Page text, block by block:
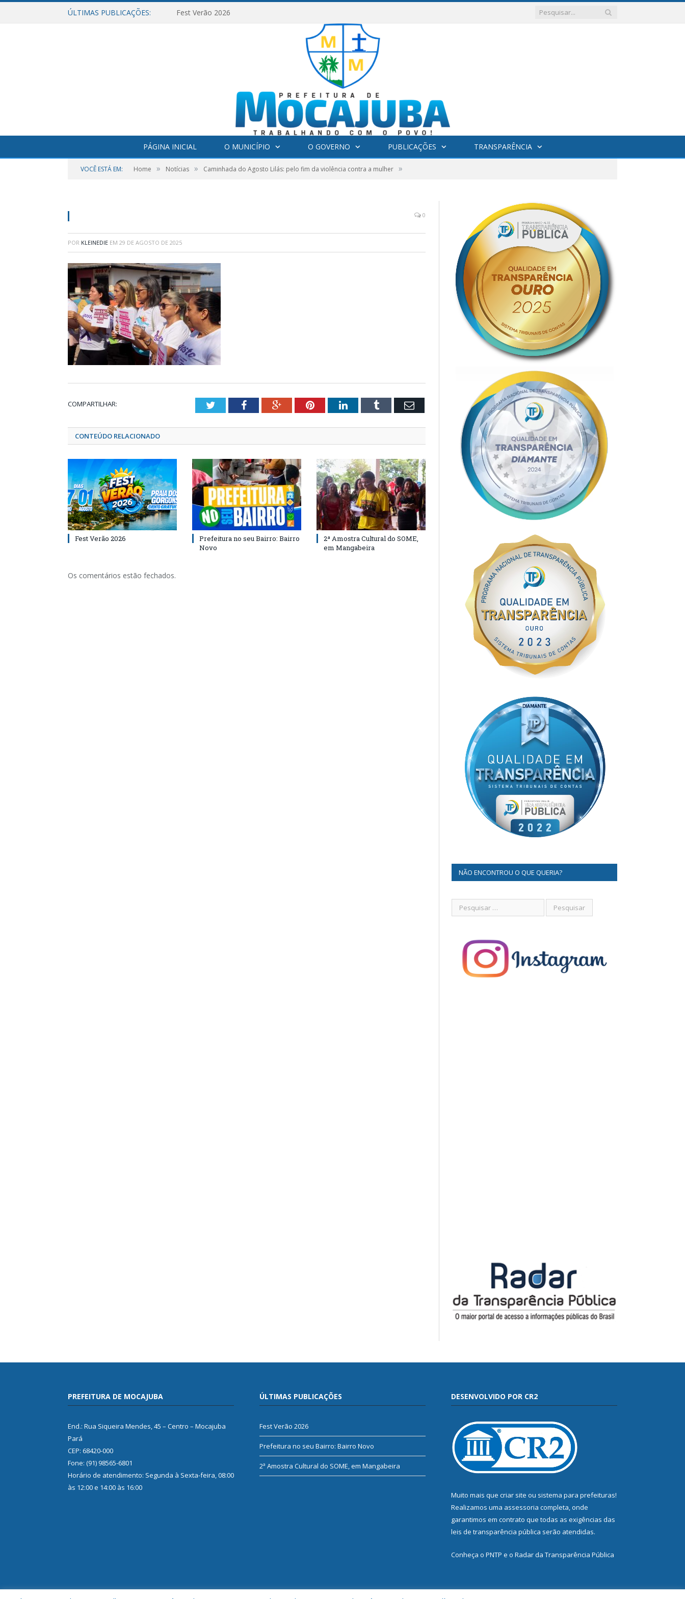
ÚLTIMAS PUBLICAÇÕES: Fest Verão 2026
PÁGINA INICIAL O MUNICÍPIO O GOVERNO PUBLICAÇÕES TRANSPARÊNCIA
VOCÊ ESTÁ EM: Home » Notícias » Caminhada do Agosto Lilás: pelo fim da violência contra a mulher »
0
POR KLEINEDIE EM 29 DE AGOSTO DE 2025
COMPARTILHAR: TwitterFacebookGoogle+PinterestLinkedInTumblr Email
CONTEÚDO RELACIONADO
Fest Verão 2026
Prefeitura no seu Bairro: Bairro
Novo
2ª Amostra Cultural do SOME,
em Mangabeira
Os comentários estão fechados.
NÃO ENCONTROU O QUE QUERIA?
PREFEITURA DE MOCAJUBA
End.: Rua Siqueira Mendes, 45 – Centro – Mocajuba
Pará
CEP: 68420-000
Fone: (91) 98565-6801
Horário de atendimento: Segunda à Sexta-feira, 08:00
às 12:00 e 14:00 às 16:00
ÚLTIMAS PUBLICAÇÕES
Fest Verão 2026
Prefeitura no seu Bairro: Bairro Novo
2ª Amostra Cultural do SOME, em Mangabeira
DESENVOLVIDO POR CR2
Muito mais que criar site ou sistema para prefeituras!
Realizamos uma assessoria completa, onde
garantimos em contrato que todas as exigências das
leis de transparência pública serão atendidas.
Conheça o PNTP e o Radar da Transparência Pública